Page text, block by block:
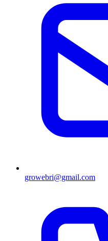
growebri@gmail.com